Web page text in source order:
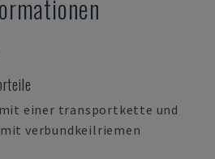
einer transportkette und
verbundkeilriemen